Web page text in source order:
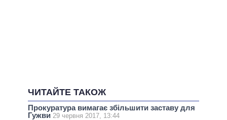
ЧИТАЙТЕ ТАКОЖ
Прокуратура вимагає збільшити заставу для
Гужви 29 червня 2017, 13:44